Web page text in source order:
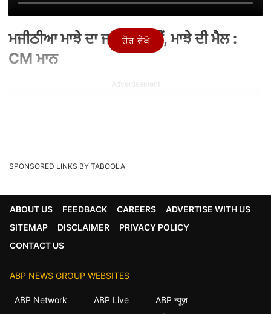
ਮਜੀਠੀਆ ਮਾਝੇ ਦਾ ਜਰਨੈਲ ਨਹੀਂ, ਮਾਝੇ ਦੀ ਮੈਲ :
CM ਮਾਨ
Advertisement
09 Jun 2026 03:50 PM (IST)
ਪੰਜਾਬ ਦੇ ਮੁੱਖ ਮੰਤਰੀ ਭਗਵੰਤ ਸਿੰਘ ਮਾਨ ਨੇ ਸੋਮਵਾਰ ਨੂੰ ਵੱਖ-ਵੱਖ ਸਰਕਾਰੀ
ਹੋਰ ਵੇਖੋ
SPONSORED LINKS BY TABOOLA
ABOUT US FEEDBACK CAREERS
ADVERTISE WITH US
SITEMAP
DISCLAIMER
PRIVACY POLICY
CONTACT US
ABP NEWS GROUP WEBSITES
ABP Network ABP Live
ABP न्यूज़